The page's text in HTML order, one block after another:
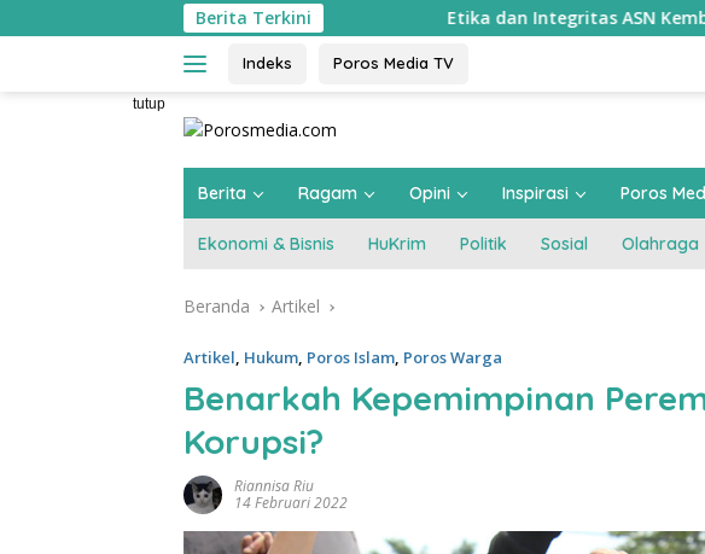
ke
Berita TerkiniEtika dan Integritas ASN Kembali Diuji: Video Viral
Indeks Poros Media TV
tutup
Berita Ragam Opini Inspirasi Poros
Ekonomi & Bisnis HuKrim Politik Sosial Olahraga
Beranda Artikel
Artikel, Hukum, Poros Islam, Poros Warga
Benarkah Kepemimpinan
Korupsi?
Riannisa Riu
14 Februari 2022